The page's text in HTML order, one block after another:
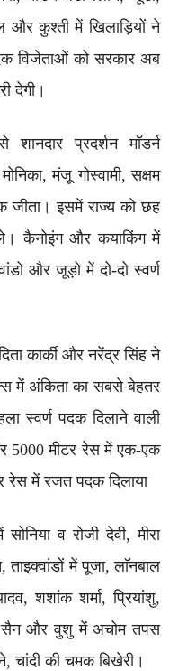
और कुश्ती में खिलाड़ियों ने
विजेताओं को सरकार अब
देगी।
प्रदर्शन मॉडर्न
मंजू गोस्वामी, सक्षम
जीता। इसमें राज्य को छह
कैनोइंग और कयाकिंग में
और जूड़ो में दो-दो स्वर्ण
कार्की और नरेंद्र सिंह ने
में अंकिता का सबसे बेहतर
स्वर्ण पदक दिलाने वाली
5000 मीटर रेस में एक-एक
रेस में रजत पदक दिलाया
व रोजी देवी, मीरा
ताइक्वांडों में पूजा, लाॅनबाल
शशांक शर्मा, प्रियांशु,
सैन और वुशु में अचोम तपस
चांदी की चमक बिखेरी।